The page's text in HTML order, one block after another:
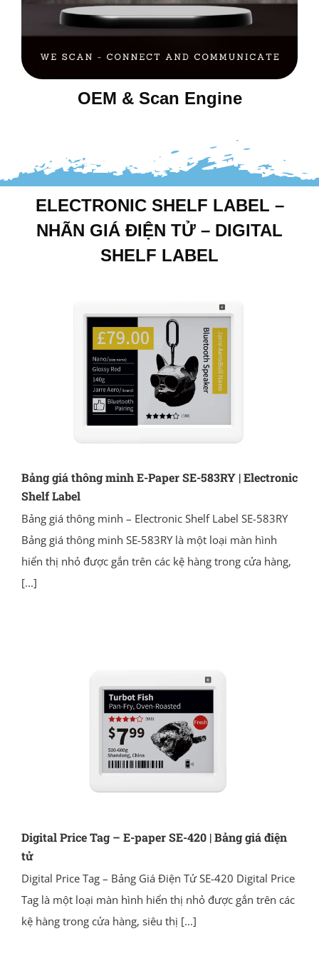
OEM & Scan Engine
ELECTRONIC SHELF LABEL –
NHÃN GIÁ ĐIỆN TỬ – DIGITAL
SHELF LABEL
Bảng giá thông minh E-Paper SE-583RY | Electronic
Shelf Label
Bảng giá thông minh – Electronic Shelf Label SE-583RY
Bảng giá thông minh SE-583RY là một loại màn hình
hiển thị nhỏ được gắn trên các kệ hàng trong cửa hàng,
[...]
Digital Price Tag – E-paper SE-420 | Bảng giá điện
tử
Digital Price Tag – Bảng Giá Điện Tử SE-420 Digital Price
Tag là một loại màn hình hiển thị nhỏ được gắn trên các
kệ hàng trong cửa hàng, siêu thị [...]